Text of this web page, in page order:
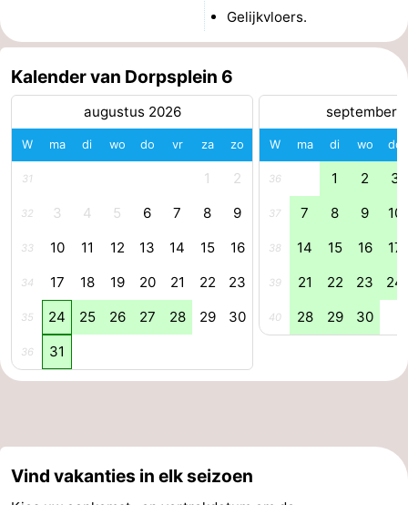
-
Parkeren
Reisboekenwinkel
Nieuws
Medische
adressen
Regio
Zeeland
Schouwen-
Duiveland
Renesse
-
Gelijkvloers.
Kalender van Dorpsplein 6
augustus 2026
W ma di wo do vr za zo
31 1 2
32 3 4 5 6 7 8 9
33 10 11 12 13 14 15 16
34 17 18 19 20 21 22 23
35 24 25 26 27 28 29 30
36 31
september
W ma di wo do
36 1 2 3
37 7 8 9 10
38 14 15 16 17
39 21 22 23 24
40 28 29 30
Vind vakanties in elk seizoen